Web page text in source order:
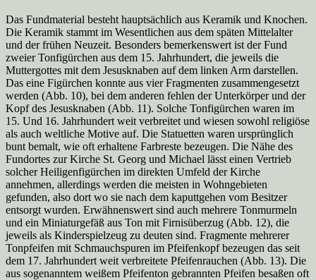
Das Fundmaterial besteht hauptsächlich aus Keramik und Knochen.
Die Keramik stammt im Wesentlichen aus dem späten Mittelalter
und der frühen Neuzeit. Besonders bemerkenswert ist der Fund
zweier Tonfigürchen aus dem 15. Jahrhundert, die jeweils die
Muttergottes mit dem Jesusknaben auf dem linken Arm darstellen.
Das eine Figürchen konnte aus vier Fragmenten zusammengesetzt
werden (Abb. 10), bei dem anderen fehlen der Unterkörper und der
Kopf des Jesusknaben (Abb. 11). Solche Tonfigürchen waren im
15. Und 16. Jahrhundert weit verbreitet und wiesen sowohl religiöse
als auch weltliche Motive auf. Die Statuetten waren ursprünglich
bunt bemalt, wie oft erhaltene Farbreste bezeugen. Die Nähe des
Fundortes zur Kirche St. Georg und Michael lässt einen Vertrieb
solcher Heiligenfigürchen im direkten Umfeld der Kirche
annehmen, allerdings werden die meisten in Wohngebieten
gefunden, also dort wo sie nach dem kaputtgehen vom Besitzer
entsorgt wurden. Erwähnenswert sind auch mehrere Tonmurmeln
und ein Miniaturgefäß aus Ton mit Firnisüberzug (Abb. 12), die
jeweils als Kinderspielzeug zu deuten sind. Fragmente mehrerer
Tonpfeifen mit Schmauchspuren im Pfeifenkopf bezeugen das seit
dem 17. Jahrhundert weit verbreitete Pfeifenrauchen (Abb. 13). Die
aus sogenanntem weißem Pfeifenton gebrannten Pfeifen besaßen oft